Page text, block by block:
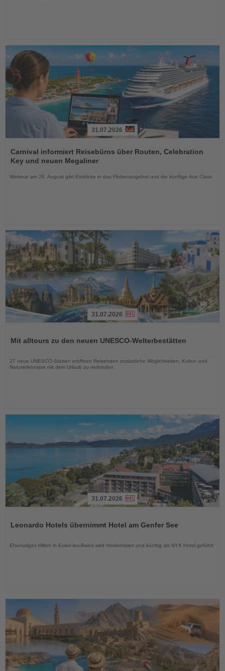
Sie
die
Nachrichten
31.07.2026
Carnival informiert Reisebüros über Routen, Celebration
Key und neuen Megaliner
Webinar am 26. August gibt Einblicke in das Flottenangebot und die künftige Ace Class
die
31.07.2026
Mit alltours zu den neuen UNESCO-Welterbestätten
27 neue UNESCO-Stätten eröffnen Reisenden zusätzliche Möglichkeiten, Kultur- und
Naturerlebnisse mit dem Urlaub zu verbinden
die
31.07.2026
Leonardo Hotels übernimmt Hotel am Genfer See
Ehemaliges Hilton in Evian-les-Bains wird modernisiert und künftig als NYX Hotel geführt